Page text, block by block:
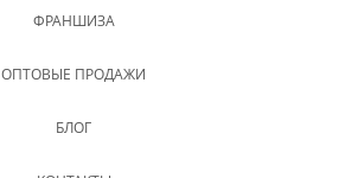
ФРАНШИЗА
ОПТОВЫЕ ПРОДАЖИ
БЛОГ